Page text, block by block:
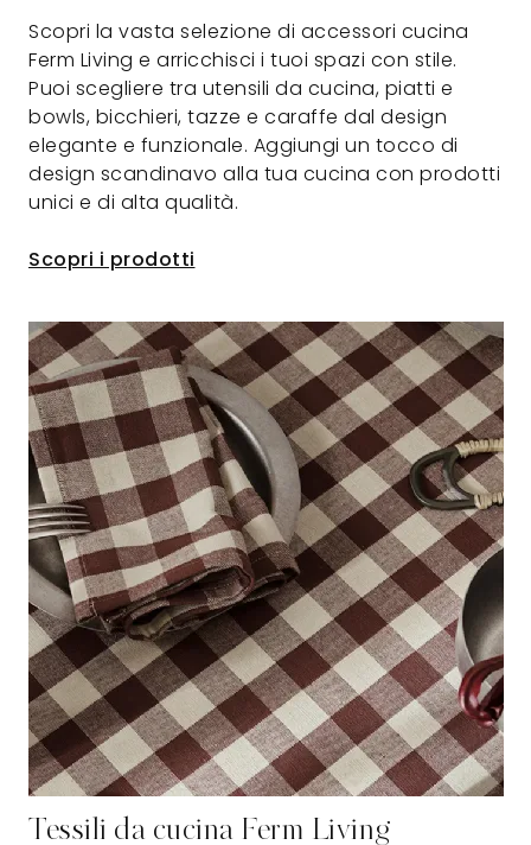
Scopri la vasta selezione di accessori cucina
Ferm Living e arricchisci i tuoi spazi con stile.
Puoi scegliere tra utensili da cucina, piatti e
bowls, bicchieri, tazze e caraffe dal design
elegante e funzionale. Aggiungi un tocco di
design scandinavo alla tua cucina con prodotti
unici e di alta qualità.
Scopri i prodotti
Tessili da cucina Ferm Living